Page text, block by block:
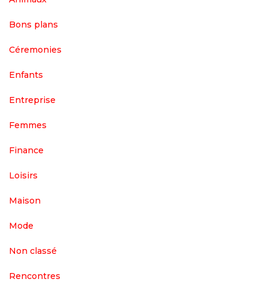
Bons plans
Céremonies
Enfants
Entreprise
Femmes
Finance
Loisirs
Maison
Mode
Non classé
Rencontres